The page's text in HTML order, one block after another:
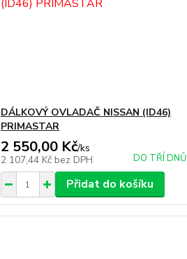
DÁLKOVÝ OVLADAČ NISSAN (ID46)
PRIMASTAR
2 550,00 Kč/ks
2 107,44 Kč bez DPH DO TŘÍ DNŮ
Přidat do košíku